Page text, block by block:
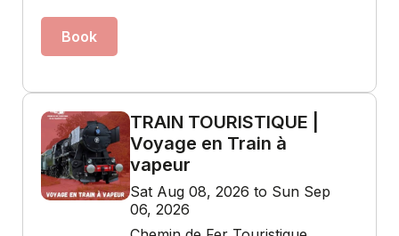
Book
TRAIN TOURISTIQUE |
Voyage en Train à
vapeur
Sat Aug 08, 2026 to Sun Sep
06, 2026